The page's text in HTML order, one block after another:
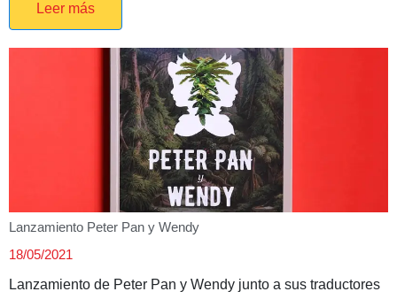
Leer más
Lanzamiento Peter Pan y Wendy
18/05/2021
Lanzamiento de Peter Pan y Wendy junto a sus traductores